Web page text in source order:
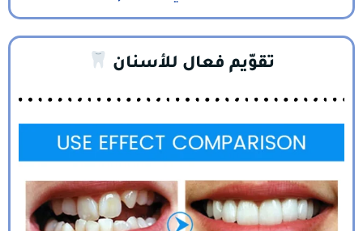
تقوّيم فعال للأسنان